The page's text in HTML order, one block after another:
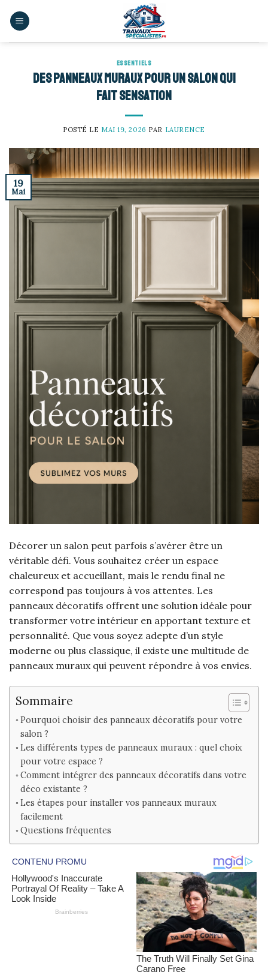
ESSENTIELS
Des panneaux muraux pour un salon qui
fait sensation
POSTÉ LE MAI 19, 2026 PAR LAURENCE
19
Mai
Décorer un salon peut parfois s’avérer être un
véritable défi. Vous souhaitez créer un espace
chaleureux et accueillant, mais le rendu final ne
correspond pas toujours à vos attentes. Les
panneaux décoratifs offrent une solution idéale pour
transformer votre intérieur en apportant texture et
personnalité. Que vous soyez adepte d’un style
moderne ou plus classique, il existe une multitude de
panneaux muraux qui peuvent répondre à vos envies.
Sommaire
Pourquoi choisir des panneaux décoratifs pour votre
salon ?
Les différents types de panneaux muraux : quel choix
pour votre espace ?
Comment intégrer des panneaux décoratifs dans votre
déco existante ?
Les étapes pour installer vos panneaux muraux
facilement
Questions fréquentes